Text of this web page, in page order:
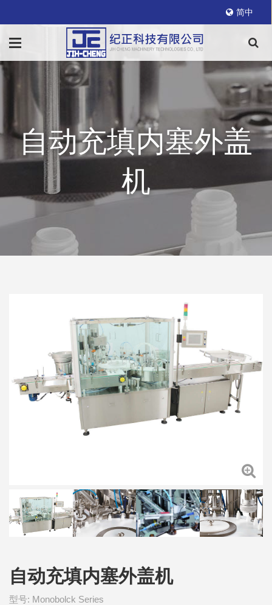
简中
自动充填内塞外盖
机
型号: Monobolck Series